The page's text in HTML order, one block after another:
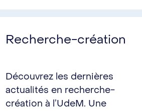
Recherche-création
Découvrez les dernières
actualités en recherche-
création à l’UdeM. Une